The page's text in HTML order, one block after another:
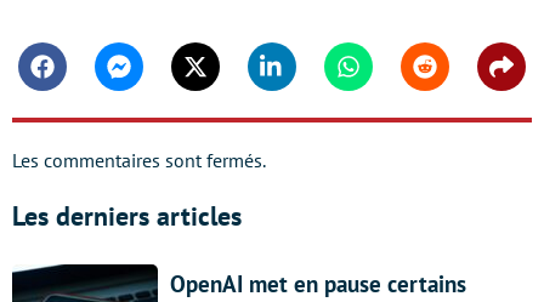
FacebookMessengerTwitter Linkedin WhatsappReddit
Les commentaires sont fermés.
Les derniers articles
OpenAI met en pause certains